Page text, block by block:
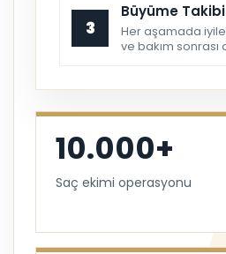
3
Büyüme Takibi
Her aşamada
ve bakım sonrası
10.000+
Saç ekimi operasyonu